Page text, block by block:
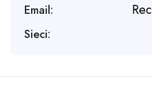
Email:
Sieci: